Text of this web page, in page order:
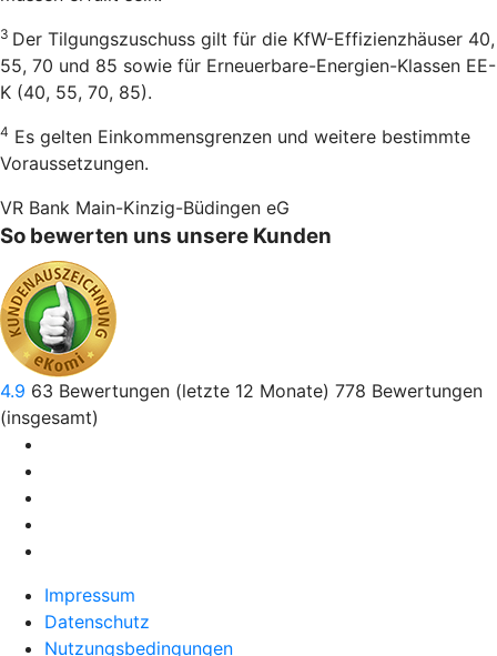
3 Der Tilgungszuschuss gilt für die KfW-Effizienzhäuser 40,
55, 70 und 85 sowie für Erneuerbare-Energien-Klassen EE-
K (40, 55, 70, 85).
4 Es gelten Einkommensgrenzen und weitere bestimmte
Voraussetzungen.
VR Bank Main-Kinzig-Büdingen eG
So bewerten uns unsere Kunden
4.9 63 Bewertungen (letzte 12 Monate) 778 Bewertungen
(insgesamt)
Impressum
Datenschutz
Nutzungsbedingungen